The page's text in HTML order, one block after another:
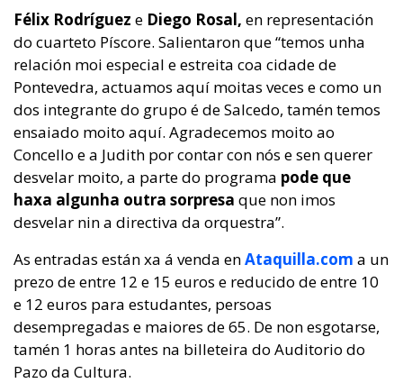
Félix Rodríguez e Diego Rosal, en representación
do cuarteto Píscore. Salientaron que “temos unha
relación moi especial e estreita coa cidade de
Pontevedra, actuamos aquí moitas veces e como un
dos integrante do grupo é de Salcedo, tamén temos
ensaiado moito aquí. Agradecemos moito ao
Concello e a Judith por contar con nós e sen querer
desvelar moito, a parte do programa pode que
haxa algunha outra sorpresa que non imos
desvelar nin a directiva da orquestra”.
As entradas están xa á venda enAtaquilla.com a un
prezo de entre 12 e 15 euros e reducido de entre 10
e 12 euros para estudantes, persoas
desempregadas e maiores de 65. De non esgotarse,
tamén 1 horas antes na billeteira do Auditorio do
Pazo da Cultura.